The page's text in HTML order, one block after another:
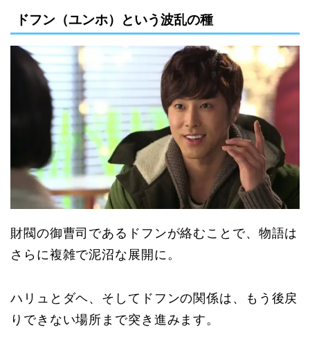
ドフン（ユンホ）という波乱の種
財閥の御曹司であるドフンが絡むことで、物語は
さらに複雑で泥沼な展開に。
ハリュとダヘ、そしてドフンの関係は、もう後戻
りできない場所まで突き進みます。